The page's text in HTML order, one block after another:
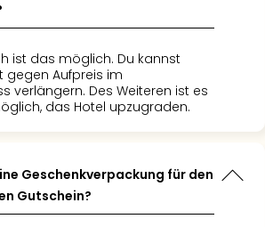
ist das möglich. Du kannst
gegen Aufpreis im
verlängern. Des Weiteren ist es
das Hotel upzugraden.
Geschenkverpackung für den
Gutschein?